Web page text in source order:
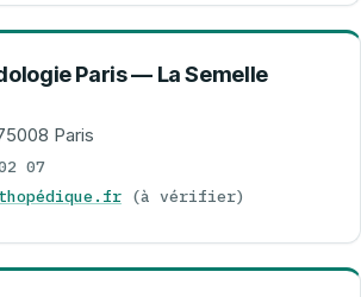
Paris — La Semelle
Paris
07
(à vérifier)